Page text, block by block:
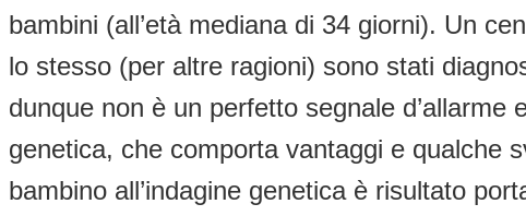
bambini (all’età mediana di 34 giorni). Un
lo stesso (per altre ragioni) sono stati
dunque non è un perfetto segnale
genetica, che comporta vantaggi e qualche
bambino all’indagine genetica è risultato